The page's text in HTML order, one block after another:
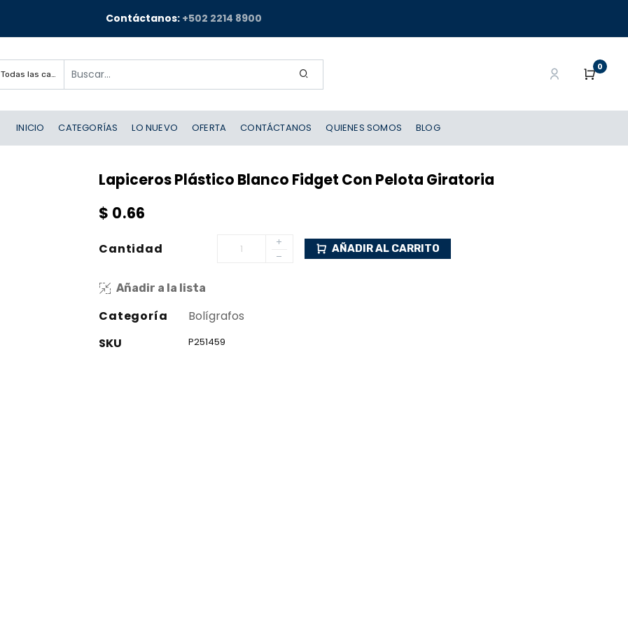
Contáctanos: +502 2214 8900
Todas las categorías
0
INICIO CATEGORÍAS LO NUEVO OFERTA CONTÁCTANOS QUIENES SOMOS BLOG
Lapiceros Plástico Blanco Fidget Con Pelota Giratoria
$ 0.66
Cantidad AÑADIR AL CARRITO
Añadir a la lista
Categoría
Bolígrafos
SKU
P251459